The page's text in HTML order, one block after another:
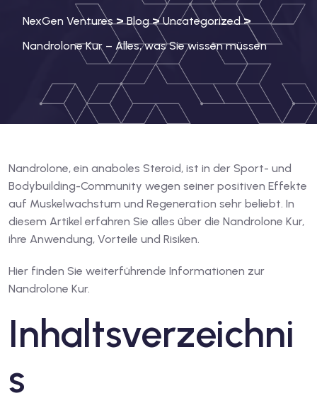
NexGen Ventures>Blog>Uncategorized>
Nandrolone Kur – Alles, was Sie wissen müssen
Nandrolone, ein anaboles Steroid, ist in der Sport- und
Bodybuilding-Community wegen seiner positiven Effekte
auf Muskelwachstum und Regeneration sehr beliebt. In
diesem Artikel erfahren Sie alles über die Nandrolone Kur,
ihre Anwendung, Vorteile und Risiken.
Hier finden Sie weiterführende Informationen zur
Nandrolone Kur.
Inhaltsverzeichni
s